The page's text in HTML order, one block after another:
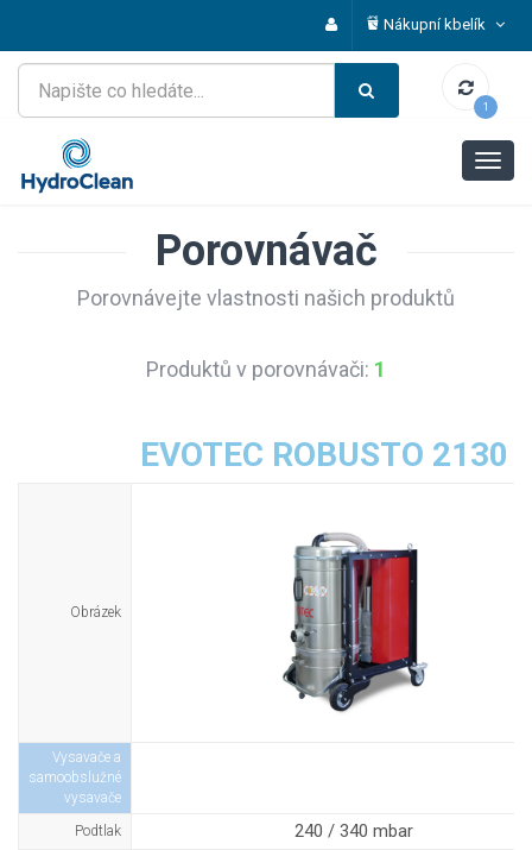
Nákupní kbelík
1
Porovnávač
Porovnávejte vlastnosti našich produktů
Produktů v porovnávači: 1
EVOTEC ROBUSTO 2130
Obrázek
Vysavače a
samoobslužné
vysavače
Podtlak
240 / 340 mbar